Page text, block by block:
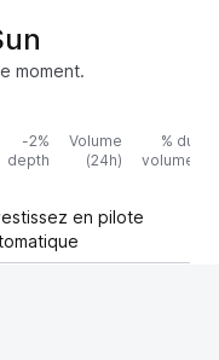
moment.
-2%
depth
Volume
(24h)
% du
volume
en pilote